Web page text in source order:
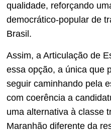
qualidade, reforçando
democrático-popular de
Brasil.
Assim, a Articulação de
essa opção, a única que
seguir caminhando pela
com coerência a
uma alternativa à classe
Maranhão diferente da